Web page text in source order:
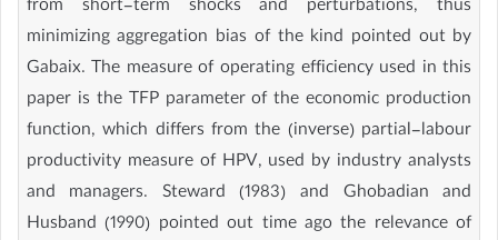
from short-term shocks and perturbations, thus
minimizing aggregation bias of the kind pointed out by
Gabaix. The measure of operating efficiency used in this
paper is the TFP parameter of the economic production
function, which differs from the (inverse) partial-labour
productivity measure of HPV, used by industry analysts
and managers. Steward (1983) and Ghobadian and
Husband (1990) pointed out time ago the relevance of